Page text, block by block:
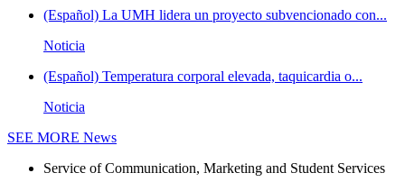
(Español) La UMH lidera un proyecto subvencionado con...
Noticia
(Español) Temperatura corporal elevada, taquicardia o...
Noticia
SEE MORE News
Service of Communication, Marketing and Student Services